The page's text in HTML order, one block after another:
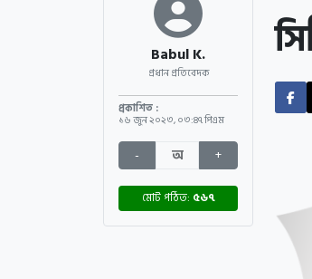
Babul K.
প্রধান প্রতিবেদক
প্রকাশিত :
১৬ জুন ২০২৩,০৩:৪৭ পিএম
- অ +
মোট পঠিত: ৫৬৭